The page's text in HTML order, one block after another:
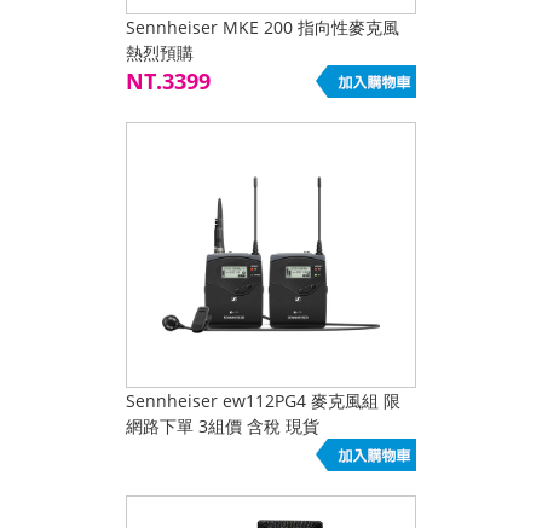
Sennheiser MKE 200 指向性麥克風
熱烈預購
NT.3399
Sennheiser ew112PG4 麥克風組 限
網路下單 3組價 含稅 現貨